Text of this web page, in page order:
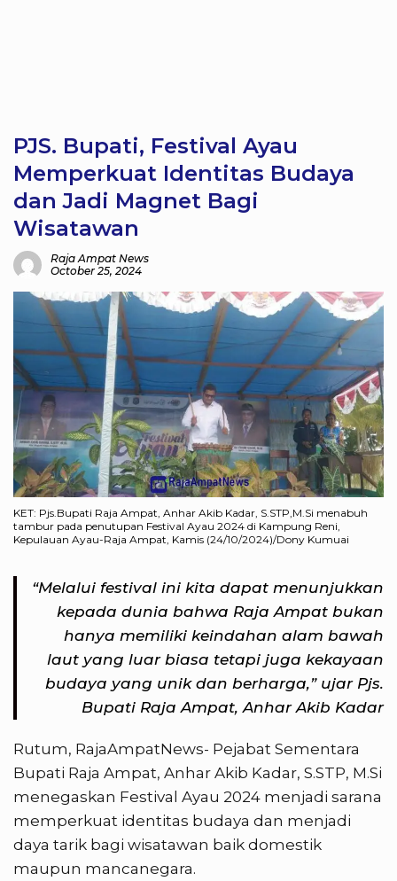
PJS. Bupati, Festival Ayau
Memperkuat Identitas Budaya
dan Jadi Magnet Bagi
Wisatawan
Raja Ampat News
October 25, 2024
KET: Pjs.Bupati Raja Ampat, Anhar Akib Kadar, S.STP,M.Si menabuh
tambur pada penutupan Festival Ayau 2024 di Kampung Reni,
Kepulauan Ayau-Raja Ampat, Kamis (24/10/2024)/Dony Kumuai
“Melalui festival ini kita dapat menunjukkan
kepada dunia bahwa Raja Ampat bukan
hanya memiliki keindahan alam bawah
laut yang luar biasa tetapi juga kekayaan
budaya yang unik dan berharga,” ujar Pjs.
Bupati Raja Ampat, Anhar Akib Kadar
Rutum, RajaAmpatNews- Pejabat Sementara
Bupati Raja Ampat, Anhar Akib Kadar, S.STP, M.Si
menegaskan Festival Ayau 2024 menjadi sarana
memperkuat identitas budaya dan menjadi
daya tarik bagi wisatawan baik domestik
maupun mancanegara.